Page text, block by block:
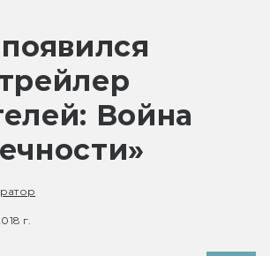
Война
г.